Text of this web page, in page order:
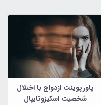
پاورپوینت ازدواج با اختلال
شخصیت اسکیزوتایپال